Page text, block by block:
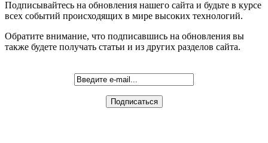
Подписывайтесь на обновления нашего сайта и будьте в курсе
всех событий происходящих в мире высоких технологий.
Обратите внимание, что подписавшись на обновления вы
также будете получать статьи и из других разделов сайта.